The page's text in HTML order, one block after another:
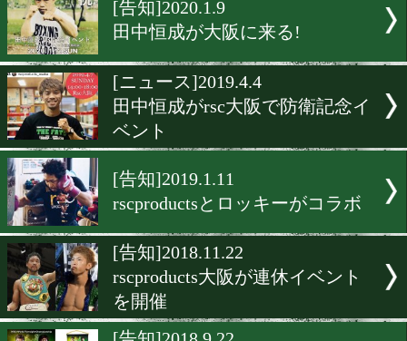
[告知]2020.6.21
ジアクロとrsc productsがコ
Tシャツを発売
[告知]2020.4.10
お家でシャドーやろうぜ!
[告知]2020.2.13
リングコスチュームの受注
開催